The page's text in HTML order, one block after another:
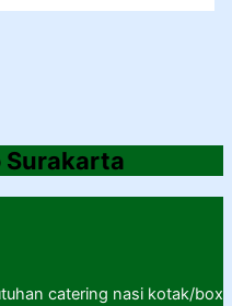
Surakarta
catering nasi kotak/box